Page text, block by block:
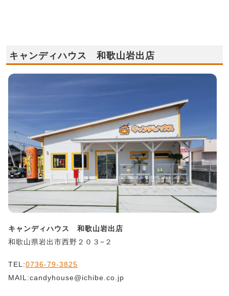
キャンディハウス 和歌山岩出店
キャンディハウス 和歌山岩出店
和歌山県岩出市西野２０３−２
TEL:0736-79-3825
MAIL:candyhouse@ichibe.co.jp